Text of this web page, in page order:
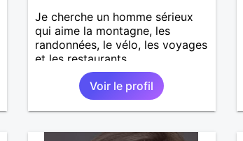
Je cherche un homme sérieux
qui aime la montagne, les
randonnées, le vélo, les voyages
et les restaurants.
Voir le profil